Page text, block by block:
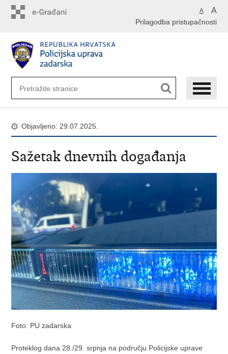
A A
Prilagodba pristupačnosti
Objavljeno: 29.07.2025.
Sažetak dnevnih događanja
Foto: PU zadarska
Proteklog dana 28./29. srpnja na području Policijske uprave